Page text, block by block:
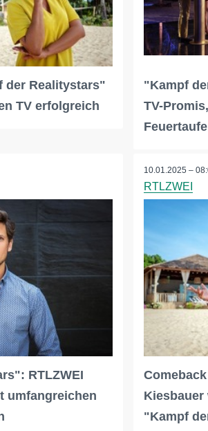
der Realitystars"
TV erfolgreich
"Kampf
TV-
RTLZWEI
umfangreichen
10.01.2025 –
RTLZWEI
Kiesbauer
"Kampf